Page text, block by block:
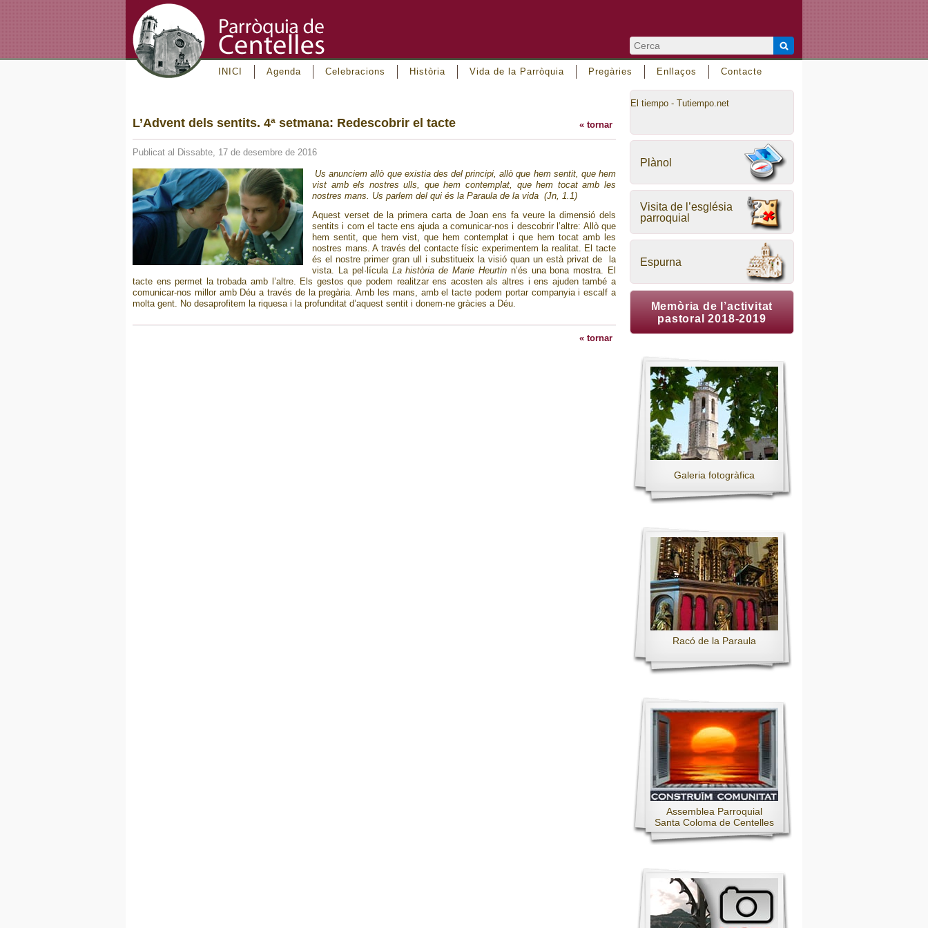
INICI Agenda Celebracions Història Vida de la Parròquia Pregàries Enllaços Contacte
L’Advent dels sentits. 4ª setmana: Redescobrir el tacte « tornar
Publicat al Dissabte, 17 de desembre de 2016
Us anunciem allò que existia des del principi, allò que hem sentit, que hem
vist amb els nostres ulls, que hem contemplat, que hem tocat amb les
nostres mans. Us parlem del qui és la Paraula de la vida (Jn, 1.1)
Aquest verset de la primera carta de Joan ens fa veure la dimensió dels
sentits i com el tacte ens ajuda a comunicar-nos i descobrir l’altre: Allò que
hem sentit, que hem vist, que hem contemplat i que hem tocat amb les
nostres mans. A través del contacte físic experimentem la realitat. El tacte
és el nostre primer gran ull i substitueix la visió quan un està privat de la
vista. La pel·lícula La història de Marie Heurtinn’és una bona mostra. El
tacte ens permet la trobada amb l’altre. Els gestos que podem realitzar ens acosten als altres i ens ajuden també a
comunicar-nos millor amb Déu a través de la pregària. Amb les mans, amb el tacte podem portar companyia i escalf a
molta gent. No desaprofitem la riquesa i la profunditat d’aquest sentit i donem-ne gràcies a Déu.
« tornar
El tiempo - Tutiempo.net
Plànol
Visita de l’església
parroquial
Espurna
Memòria de l’activitat
pastoral 2018-2019
Galeria fotogràfica
Racó de la Paraula
Assemblea Parroquial
Santa Coloma de Centelles